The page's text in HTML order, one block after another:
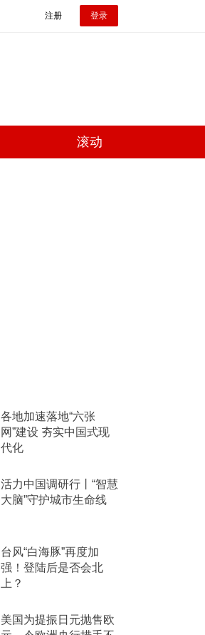
注册 登录
滚动
各地加速落地“六张
网”建设 夯实中国式现
代化
活力中国调研行丨“智慧
大脑”守护城市生命线
台风“白海豚”再度加
强！登陆后是否会北
上？
美国为提振日元抛售欧